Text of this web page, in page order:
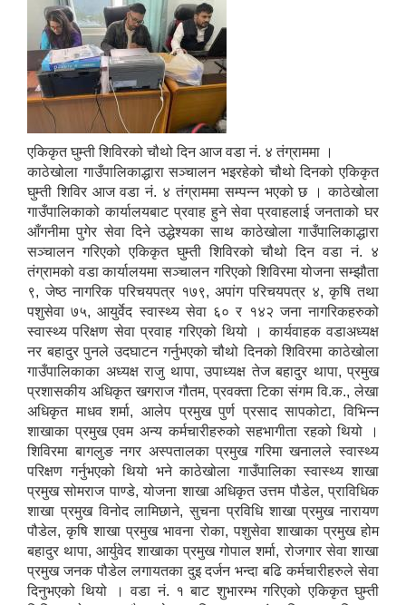
एकिकृत घुम्ती शिविरको चौथो दिन आज वडा नं. ४ तंग्राममा ।
काठेखोला गाउँपालिकाद्धारा सञ्चालन भइरहेको चौथो दिनको एकिकृत
घुम्ती शिविर आज वडा नं. ४ तंग्राममा सम्पन्न भएको छ । काठेखोला
गाउँपालिकाको कार्यालयबाट प्रवाह हुने सेवा प्रवाहलाई जनताको घर
आँगनीमा पुगेर सेवा दिने उद्धेश्यका साथ काठेखोला गाउँपालिकाद्धारा
सञ्चालन गरिएको एकिकृत घुम्ती शिविरको चौथो दिन वडा नं. ४
तंग्रामको वडा कार्यालयमा सञ्चालन गरिएको शिविरमा योजना सम्झौता
९, जेष्ठ नागरिक परिचयपत्र १७९, अपांग परिचयपत्र ४, कृषि तथा
पशुसेवा ७५, आयुर्वेद स्वास्थ्य सेवा ६० र १४२ जना नागरिकहरुको
स्वास्थ्य परिक्षण सेवा प्रवाह गरिएको थियो । कार्यवाहक वडाअध्यक्ष
नर बहादुर पुनले उदघाटन गर्नुभएको चौथो दिनको शिविरमा काठेखोला
गाउँपालिकाका अध्यक्ष राजु थापा, उपाध्यक्ष तेज बहादुर थापा, प्रमुख
प्रशासकीय अधिकृत खगराज गौतम, प्रवक्ता टिका संगम वि.क., लेखा
अधिकृत माधव शर्मा, आलेप प्रमुख पुर्ण प्रसाद सापकोटा, विभिन्न
शाखाका प्रमुख एवम अन्य कर्मचारीहरुको सहभागीता रहको थियो ।
शिविरमा बागलुङ नगर अस्पतालका प्रमुख गरिमा खनालले स्वास्थ्य
परिक्षण गर्नुभएको थियो भने काठेखोला गाउँपालिका स्वास्थ्य शाखा
प्रमुख सोमराज पाण्डे, योजना शाखा अधिकृत उत्तम पौडेल, प्राविधिक
शाखा प्रमुख विनोद लामिछाने, सुचना प्रविधि शाखा प्रमुख नारायण
पौडेल, कृषि शाखा प्रमुख भावना रोका, पशुसेवा शाखाका प्रमुख होम
बहादुर थापा, आर्युवेद शाखाका प्रमुख गोपाल शर्मा, रोजगार सेवा शाखा
प्रमुख जनक पौडेल लगायतका दुइ दर्जन भन्दा बढि कर्मचारीहरुले सेवा
दिनुभएको थियो । वडा नं. १ बाट शुभारम्भ गरिएको एकिकृत घुम्ती